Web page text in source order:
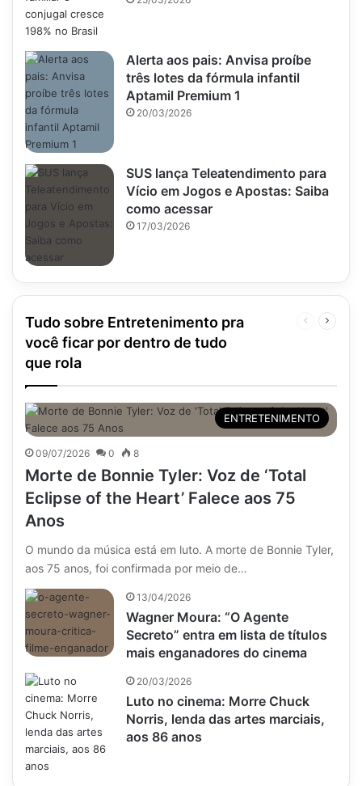
Alerta aos pais: Anvisa proíbe
três lotes da fórmula infantil
Aptamil Premium 1
20/03/2026
SUS lança Teleatendimento para
Vício em Jogos e Apostas: Saiba
como acessar
17/03/2026
Tudo sobre Entretenimento pra
você ficar por dentro de tudo
que rola
Página
ENTRETENIMENTO
09/07/2026 0 8
Morte de Bonnie Tyler: Voz de ‘Total
Eclipse of the Heart’ Falece aos 75
Anos
O mundo da música está em luto. A morte de Bonnie Tyler,
aos 75 anos, foi confirmada por meio de…
13/04/2026
Wagner Moura: “O Agente
Secreto” entra em lista de títulos
mais enganadores do cinema
20/03/2026
Luto no cinema: Morre Chuck
Norris, lenda das artes marciais,
aos 86 anos